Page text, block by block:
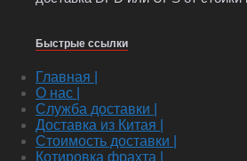
Быстрые ссылки
Главная |
О нас |
Служба доставки |
Доставка из Китая |
Стоимость доставки |
Котировка фрахта |